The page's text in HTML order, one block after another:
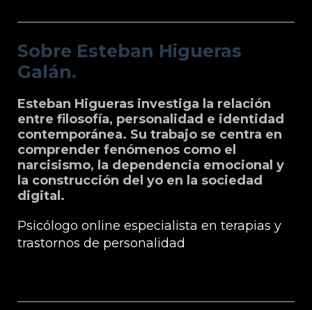
Sobre Esteban Higueras
Galán.
Esteban Higueras investiga la relación
entre filosofía, personalidad e identidad
contemporánea. Su trabajo se centra en
comprender fenómenos como el
narcisismo, la dependencia emocional y
la construcción del yo en la sociedad
digital.
Psicólogo online especialista en terapias y
trastornos de personalidad